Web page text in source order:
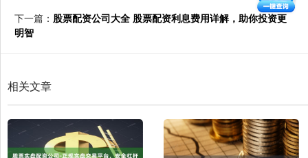
下一篇： 股票配资公司大全 股票配资利息费用详解，助你投资更
明智
相关文章